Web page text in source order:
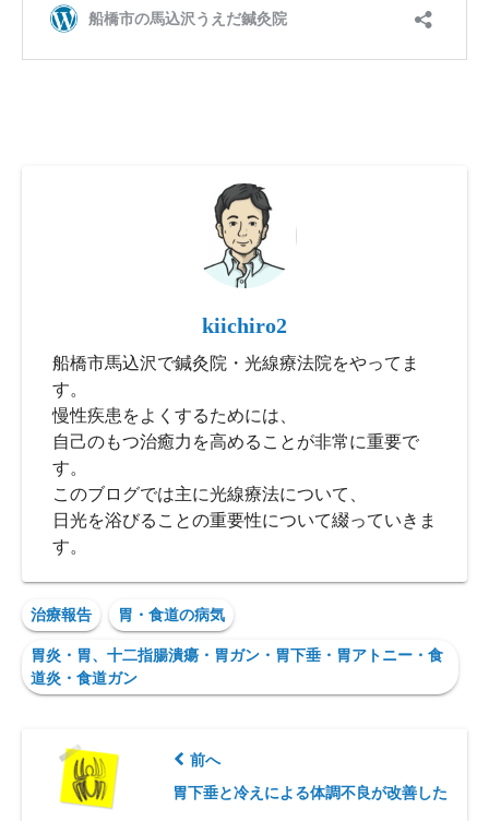
kiichiro2
船橋市馬込沢で鍼灸院・光線療法院をやってま
す。
慢性疾患をよくするためには、
自己のもつ治癒力を高めることが非常に重要で
す。
このブログでは主に光線療法について、
日光を浴びることの重要性について綴っていきま
す。
治療報告 胃・食道の病気
胃炎・胃、十二指腸潰瘍・胃ガン・胃下垂・胃アトニー・食
道炎・食道ガン
前へ
胃下垂と冷えによる体調不良が改善した